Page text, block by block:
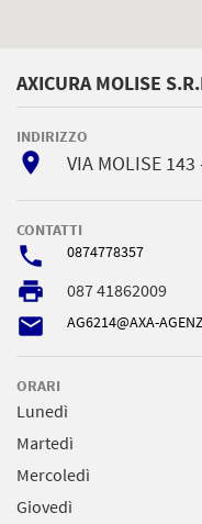
AXICURA MOLISE
INDIRIZZO
room VIA MOLISE
CONTATTI
phone 0874778357
local_printshop 087 41862009
email AG6214@AXA-
ORARI
Lunedì
Martedì
Mercoledì
Giovedì